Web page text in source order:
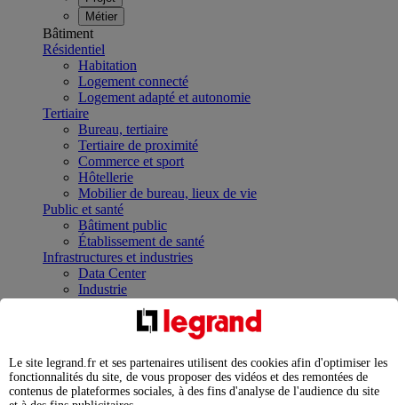
Métier
Bâtiment
Résidentiel
Habitation
Logement connecté
Logement adapté et autonomie
Tertiaire
Bureau, tertiaire
Tertiaire de proximité
Commerce et sport
Hôtellerie
Mobilier de bureau, lieux de vie
Public et santé
Bâtiment public
Établissement de santé
Infrastructures et industries
Data Center
Industrie
Infrastructures
Contrôler et planifier le fonctionnement des appareils
Répartir et optimiser son tableau électrique
Legrand Data Center Solutions : concentrer les
expertises au service de vos performances
Le site legrand.fr et ses partenaires utilisent des cookies afin d'optimiser les
fonctionnalités du site, de vous proposer des vidéos et des remontées de
contenus de plateformes sociales, à des fins d'analyse de l'audience du site